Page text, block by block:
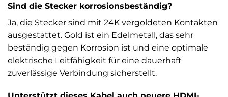
Sind die Stecker korrosionsbeständig?
Ja, die Stecker sind mit 24K vergoldeten Kontakten
ausgestattet. Gold ist ein Edelmetall, das sehr
beständig gegen Korrosion ist und eine optimale
elektrische Leitfähigkeit für eine dauerhaft
zuverlässige Verbindung sicherstellt.